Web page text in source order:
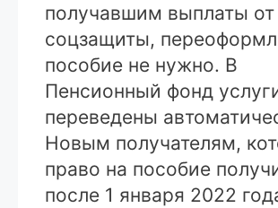
получавшим выплаты от
соцзащиты,
пособие не нужно. В
Пенсионный фонд
переведены
Новым получателям,
право на пособие
после 1 января 2022